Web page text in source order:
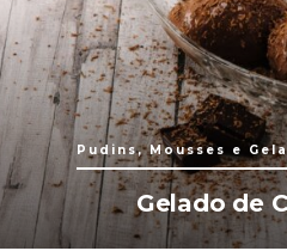
Pudins, Mousses e
Gelado de